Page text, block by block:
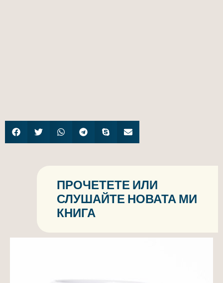
ПРОЧЕТЕТЕ ИЛИ
СЛУШАЙТЕ НОВАТА МИ
КНИГА